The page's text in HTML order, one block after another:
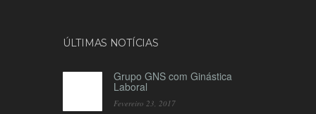
ÚLTIMAS NOTÍCIAS
Grupo GNS com Ginástica
Laboral
Fevereiro 23, 2017